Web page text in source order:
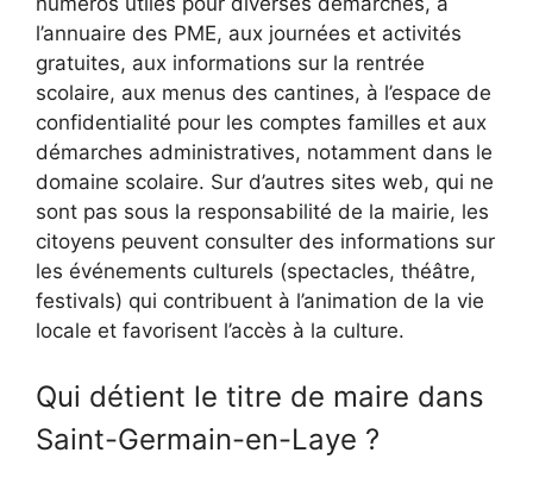
l’annuaire des PME, aux journées et activités
gratuites, aux informations sur la rentrée
scolaire, aux menus des cantines, à l’espace de
confidentialité pour les comptes familles et aux
démarches administratives, notamment dans le
domaine scolaire. Sur d’autres sites web, qui ne
sont pas sous la responsabilité de la mairie, les
citoyens peuvent consulter des informations sur
les événements culturels (spectacles, théâtre,
festivals) qui contribuent à l’animation de la vie
locale et favorisent l’accès à la culture.
Qui détient le titre de maire dans
Saint-Germain-en-Laye ?